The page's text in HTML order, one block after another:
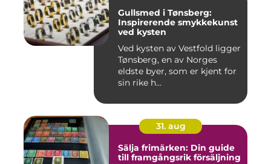
Gullsmed i Tønsberg:
Inspirerende smykkekunst
ved kysten
Ved kysten av Vestfold ligger
Tønsberg, en av Norges
eldste byer, som er kjent for
sin rike h...
31. aug
Sälja frimärken: Din guide
till framgångsrik försäljning